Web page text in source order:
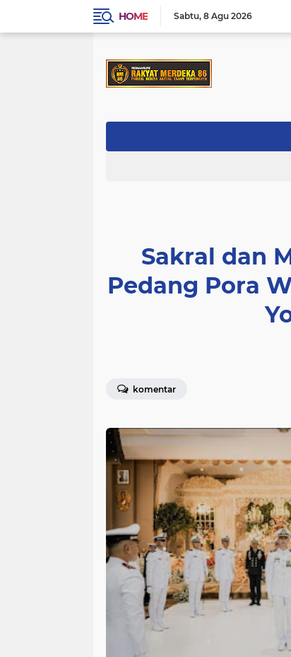
HOME Sabtu 8 Agu 2026
Sakral dan
Pedang Pora
komentar